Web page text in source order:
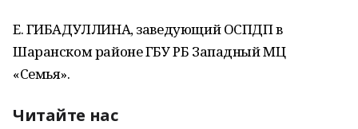
Е. ГИБАДУЛЛИНА, заведующий ОСПДП в
Шаранском районе ГБУ РБ Западный МЦ
«Семья».
Читайте нас